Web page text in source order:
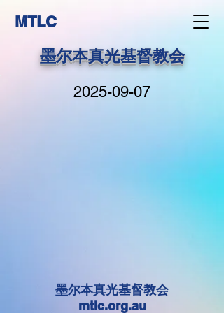
MTLC
墨尔本真光基督教会
2025-09-07
墨尔本真光基督教会
mtlc.org.au